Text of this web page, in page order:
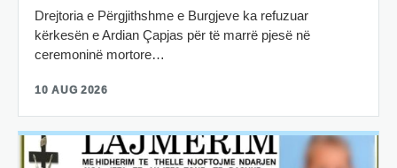
Drejtoria e Përgjithshme e Burgjeve ka refuzuar
kërkesën e Ardian Çapjas për të marrë pjesë në
ceremoninë mortore…
10 AUG 2026